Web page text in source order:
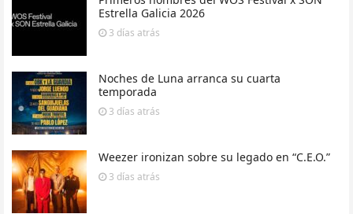
Estrella Galicia 2026
3 días atrás
Noches de Luna arranca su cuarta
temporada
3 días atrás
Weezer ironizan sobre su legado en “C.E.O.”
3 días atrás